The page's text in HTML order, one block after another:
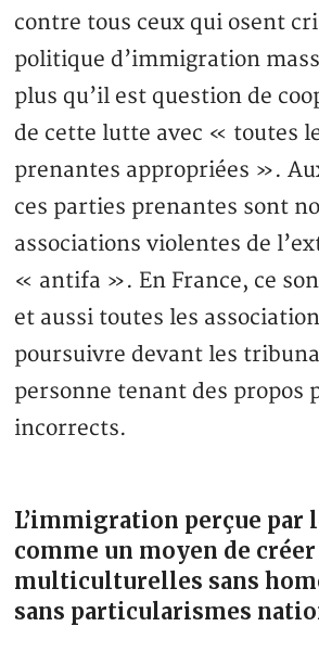
contre tous ceux qui osent
politique d’immigration
plus qu’il est question de
de cette lutte avec « toutes
prenantes appropriées ».
ces parties prenantes sont
associations violentes de
« antifa ». En France, ce
et aussi toutes les
poursuivre devant les
personne tenant des propos
incorrects.
L’immigration perçue par
comme un moyen de
multiculturelles sans
sans particularismes